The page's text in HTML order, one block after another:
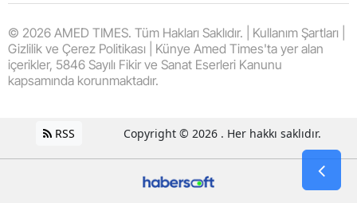
© 2026 AMED TIMES. Tüm Hakları Saklıdır. | Kullanım Şartları |
Gizlilik ve Çerez Politikası | Künye Amed Times'ta yer alan
içerikler, 5846 Sayılı Fikir ve Sanat Eserleri Kanunu
kapsamında korunmaktadır.
RSS Copyright © 2026 . Her hakkı saklıdır.